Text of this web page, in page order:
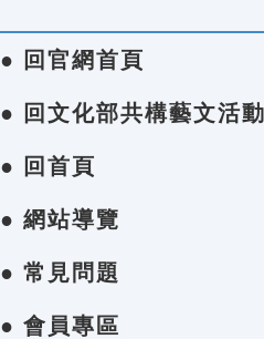
● 回官網首頁
● 回文化部共構藝文活
● 回首頁
● 網站導覽
● 常見問題
● 會員專區